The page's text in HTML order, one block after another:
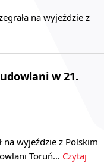
na wyjeździe z
w 21.
na wyjeździe z Polskim
Toruń… Czytaj